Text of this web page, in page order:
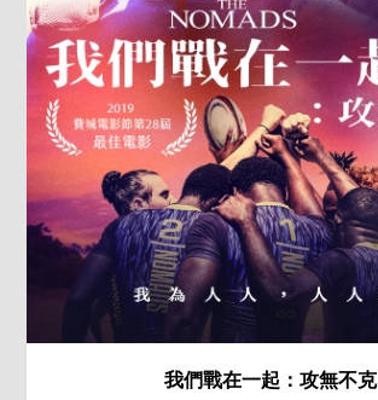
我們戰在一起：攻無不克